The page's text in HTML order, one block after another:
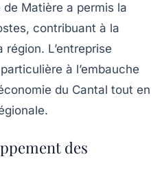
Matière a permis la
contribuant à la
L’entreprise
à l’embauche
du Cantal tout en
des